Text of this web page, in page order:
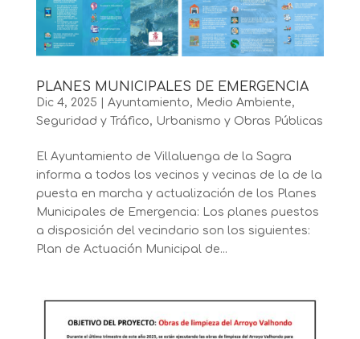
PLANES MUNICIPALES DE EMERGENCIA
Dic 4, 2025 Ayuntamiento, Medio Ambiente,
Seguridad y Tráfico, Urbanismo y Obras Públicas
El Ayuntamiento de Villaluenga de la Sagra
informa a todos los vecinos y vecinas de la de la
puesta en marcha y actualización de los Planes
Municipales de Emergencia: Los planes puestos
a disposición del vecindario son los siguientes:
Plan de Actuación Municipal de...